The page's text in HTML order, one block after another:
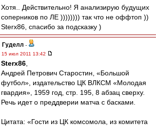
Хотя.. Действительно! Я анализирую будущих
соперников по ЛЕ )))))))) так что не оффтоп ))
Sterx86, спасибо за подсказку )
Гуделл -
15 июл 2011 13:42
Sterx86
Андрей Петрович Старостин, «Большой
футбол», издательство ЦК ВЛКСМ «Молодая
гвардия», 1959 год, стр. 195, 8 абзац сверху.
Речь идет о преддверии матча с басками.
Цитата: «Гости из ЦК комсомола, из комитета